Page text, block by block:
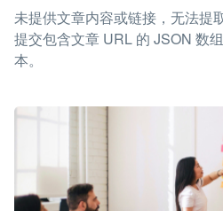
未提供文章内容或链接，无法提
提交包含文章 URL 的 JSON 数
本。